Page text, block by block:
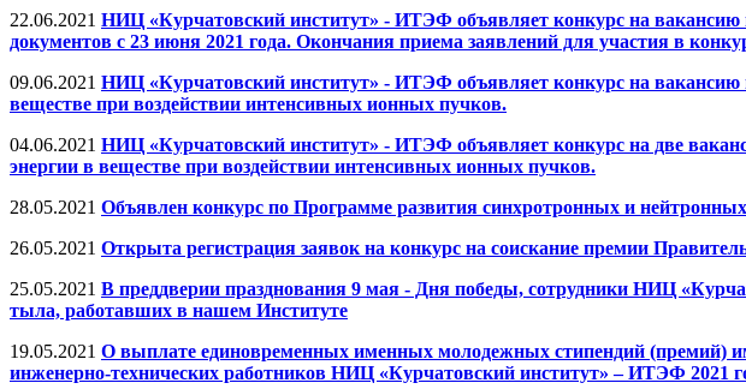
22.06.2021 НИЦ «Курчатовский институт» - ИТЭФ объявляет конкурс на вакансию
документов с 23 июня 2021 года. Окончания приема заявлений для участия в
09.06.2021 НИЦ «Курчатовский институт» - ИТЭФ объявляет конкурс на вакансию
веществе при воздействии интенсивных ионных пучков.
04.06.2021 НИЦ «Курчатовский институт» - ИТЭФ объявляет конкурс на две
энергии в веществе при воздействии интенсивных ионных пучков.
28.05.2021 Объявлен конкурс по Программе развития синхротронных и
26.05.2021 Открыта регистрация заявок на конкурс на соискание премии
25.05.2021 В преддверии празднования 9 мая - Дня победы, сотрудники НИЦ
тыла, работавших в нашем Институте
19.05.2021 О выплате единовременных именных молодежных стипендий (премий)
инженерно-технических работников НИЦ «Курчатовский институт» – ИТЭФ 2021